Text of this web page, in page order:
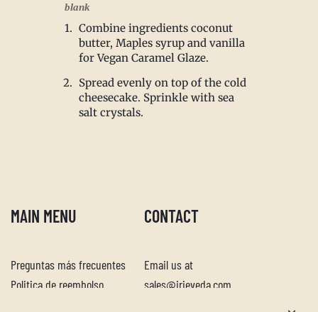
blank
Combine ingredients coconut
butter, Maples syrup and vanilla
for Vegan Caramel Glaze.
Spread evenly on top of the cold
cheesecake. Sprinkle with sea
salt crystals.
MAIN MENU
Preguntas más frecuentes
Politica de reembolso
CONTACT
Email us at
sales@irieveda.com
Descubra su mezcla de especias
perfecta